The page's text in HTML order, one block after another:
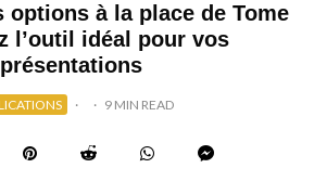
options à la place de Tome
l’outil idéal pour vos
présentations
· · 9 MIN READ